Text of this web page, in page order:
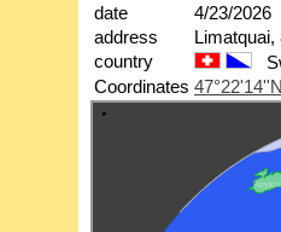
date
4/23/2026
address
country
Coordinates